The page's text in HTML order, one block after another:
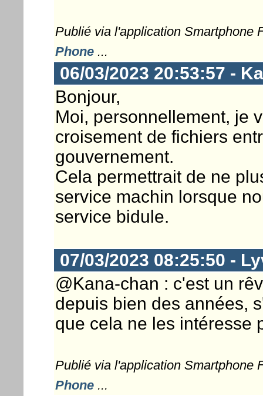
Publié via l'application Smartphone
Phone...
06/03/2023 20:53:57 -
Bonjour,
Moi, personnellement, je
croisement de fichiers
gouvernement.
Cela permettrait de ne
service machin lorsque
service bidule.
07/03/2023 08:25:50 -
@Kana-chan : c'est un
depuis bien des années,
que cela ne les intéresse
Publié via l'application Smartphone
Phone...